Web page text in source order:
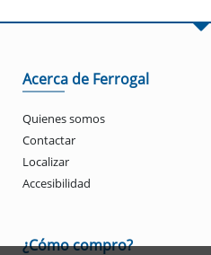
Acerca de Ferrogal
Quienes somos
Contactar
Localizar
Accesibilidad
¿Cómo compro?